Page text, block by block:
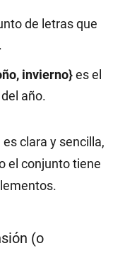
de letras que
invierno}es el
año.
clara y sencilla,
el conjunto tiene
(o